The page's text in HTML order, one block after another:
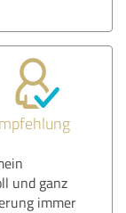
und ganz
immer